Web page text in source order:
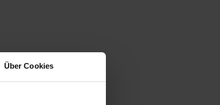
Über Cookies